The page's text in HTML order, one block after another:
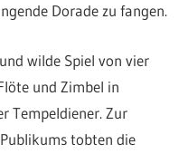
Dorade zu fangen.
wilde Spiel von vier
und Zimbel in
Tempeldiener. Zur
tobten die